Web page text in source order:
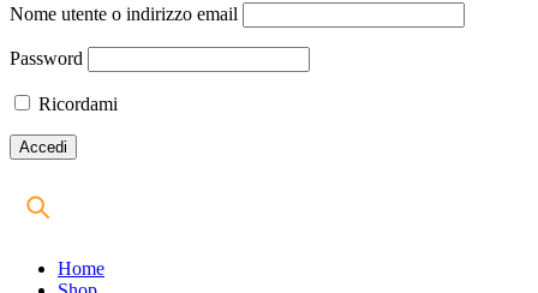
Nome utente o indirizzo email
Password
Ricordami
Home